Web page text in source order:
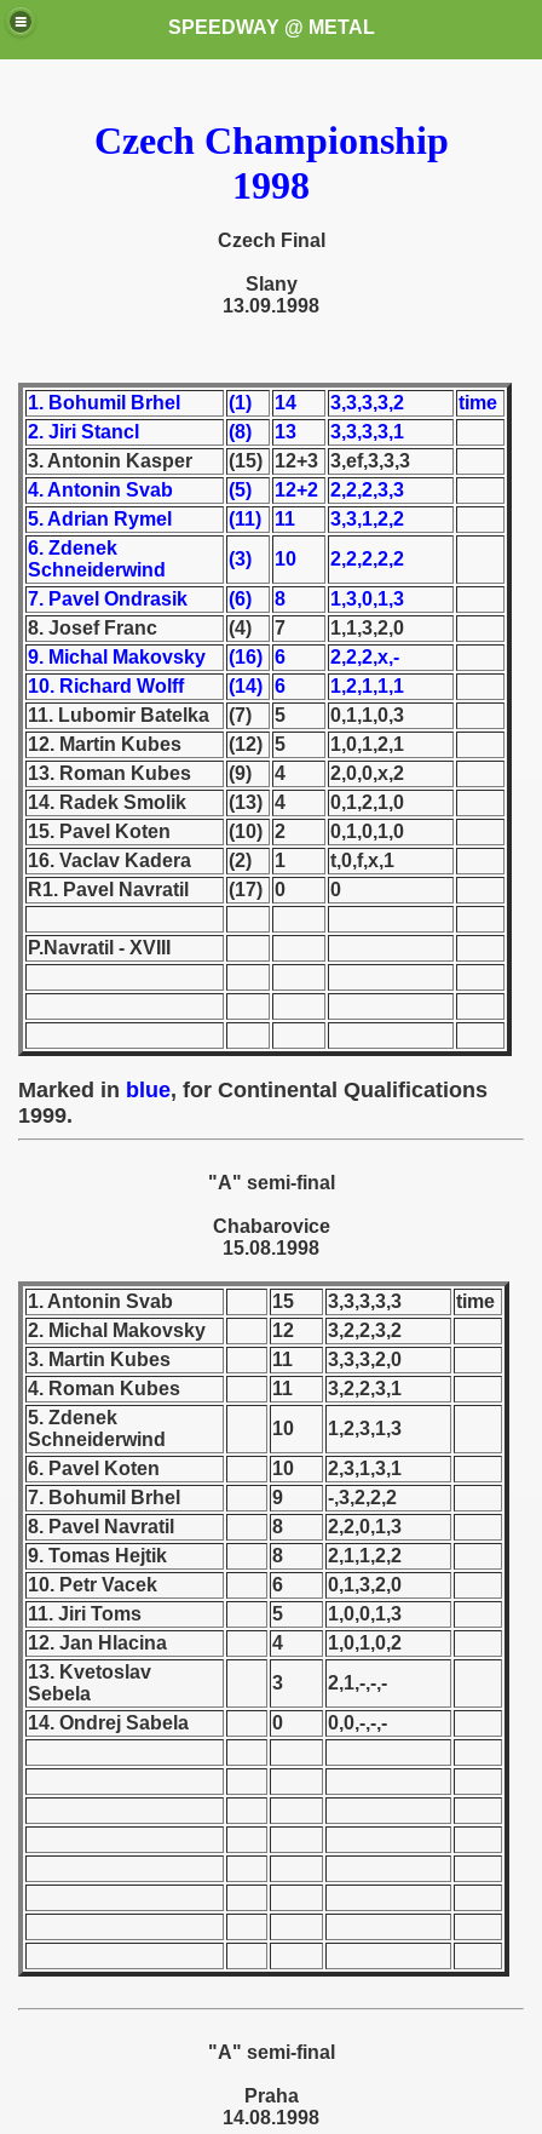
SPEEDWAY @ METAL
Czech Championship
1998
Czech Final
Slany
13.09.1998
1. Bohumil Brhel (1) 14 3,3,3,3,2
time
2. Jiri Stancl
(8) 13
3,3,3,3,1
3. Antonin Kasper
(15) 12+3 3,ef,3,3,3
4. Antonin Svab
(5) 12+2 2,2,2,3,3
5. Adrian Rymel
(11) 11
3,3,1,2,2
6. Zdenek
Schneiderwind
(3) 10
2,2,2,2,2
7. Pavel Ondrasik
(6) 8
1,3,0,1,3
8. Josef Franc
(4) 7
1,1,3,2,0
9. Michal Makovsky
(16) 6
2,2,2,x,-
10. Richard Wolff
(14) 6
1,2,1,1,1
11. Lubomir Batelka
(7) 5
0,1,1,0,3
12. Martin Kubes
(12) 5
1,0,1,2,1
13. Roman Kubes
(9) 4
2,0,0,x,2
14. Radek Smolik
(13) 4
0,1,2,1,0
15. Pavel Koten
(10) 2
0,1,0,1,0
16. Vaclav Kadera
(2) 1
t,0,f,x,1
R1. Pavel Navratil
(17) 0 0
P.Navratil - XVIII
Marked in blue, for Continental Qualifications
1999.
"A" semi-final
Chabarovice
15.08.1998
1. Antonin Svab 15 3,3,3,3,3
time
2. Michal Makovsky
12
3,2,2,3,2
3. Martin Kubes
11
3,3,3,2,0
4. Roman Kubes
11
3,2,2,3,1
5. Zdenek
Schneiderwind
10
1,2,3,1,3
6. Pavel Koten
10
2,3,1,3,1
7. Bohumil Brhel
9
-,3,2,2,2
8. Pavel Navratil
8
2,2,0,1,3
9. Tomas Hejtik
8
2,1,1,2,2
10. Petr Vacek
6
0,1,3,2,0
11. Jiri Toms
5
1,0,0,1,3
12. Jan Hlacina
4
1,0,1,0,2
13. Kvetoslav
Sebela
3
2,1,-,-,-
14. Ondrej Sabela
0 0,0,-,-,-
"A" semi-final
Praha
14.08.1998
these speedway programms)
Świata (World Speedway Championship)
1946
- 1952
- 1953
- 1954
- 1955
- 1959
- 1960
- 1961
- 1962
- 1963
- 1964
- 1965
- 1966
- 1967
- 1968
- 1969